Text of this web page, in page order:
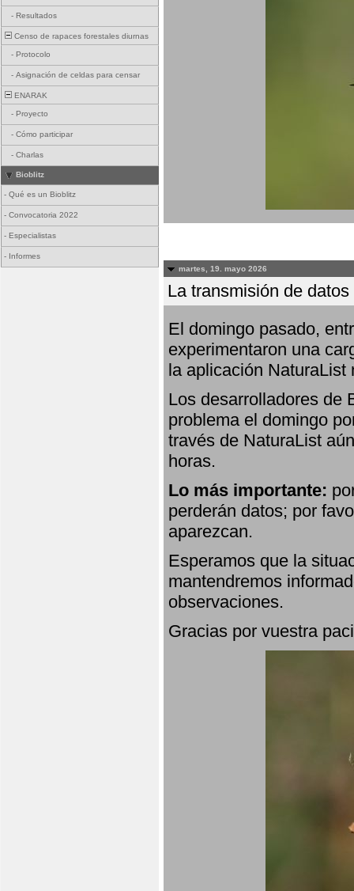
- Resultados
Censo de rapaces forestales diurnas
- Protocolo
- Asignación de celdas para censar
ENARAK
- Proyecto
- Cómo participar
- Charlas
Bioblitz
- Qué es un Bioblitz
- Convocatoria 2022
- Especialistas
- Informes
martes, 19. mayo 2026
La transmisión de
El domingo pasado,
experimentaron una
la aplicación NaturaList
Los desarrolladores de
problema el domingo
través de NaturaList
horas.
Lo más importante:
perderán datos; por
aparezcan.
Esperamos que la
mantendremos
observaciones.
Gracias por vuestra